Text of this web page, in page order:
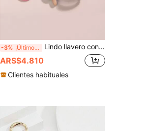
-3% ¡Últimos 3 días Lindo llavero con forma de té de burbujas de dibujos animados, helado y galleta, accesorio para bolso, regalo del Día de San Valentín, recuerdo, accesorio para automóvil, regalos escolares góticos y Y2K para madre, padre, graduación y maestro
ARS$4.810
Clientes habituales